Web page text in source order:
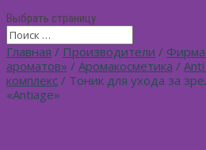
Выбрать страницу
Главная / Производители / Фирма
ароматов» / Аромакосметика /
комплекс / Тоник для ухода за
«Antiage»